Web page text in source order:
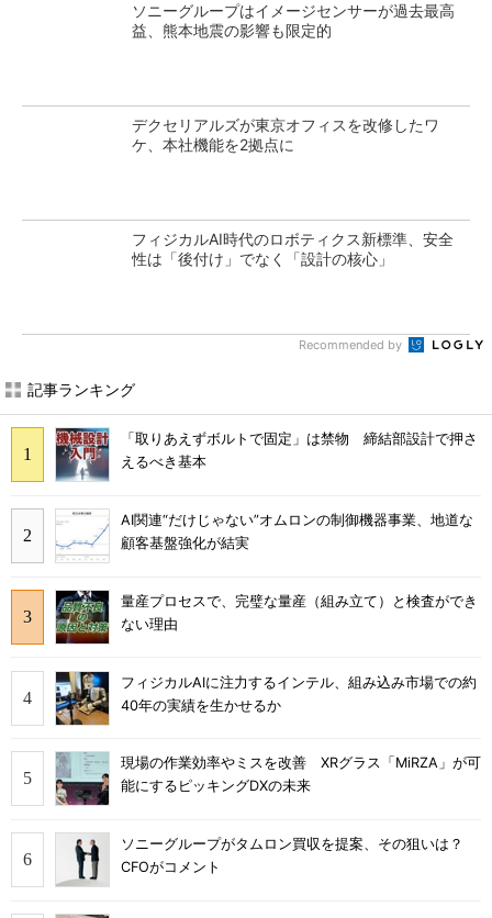
ソニーグループはイメージセンサーが過去最高
益、熊本地震の影響も限定的
デクセリアルズが東京オフィスを改修したワ
ケ、本社機能を2拠点に
フィジカルAI時代のロボティクス新標準、安全
性は「後付け」でなく「設計の核心」
Recommended by
記事ランキング
「取りあえずボルトで固定」は禁物 締結部設計で押さ
えるべき基本
AI関連“だけじゃない”オムロンの制御機器事業、地道な
顧客基盤強化が結実
量産プロセスで、完璧な量産（組み立て）と検査ができ
ない理由
フィジカルAIに注力するインテル、組み込み市場での約
40年の実績を生かせるか
現場の作業効率やミスを改善 XRグラス「MiRZA」が可
能にするピッキングDXの未来
ソニーグループがタムロン買収を提案、その狙いは？
CFOがコメント